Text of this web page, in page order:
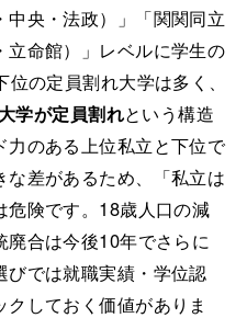
央・法政）」「関関同立
立命館）」レベルに学生の
の定員割れ大学は多く、
学が定員割れという構造
力のある上位私立と下位で
差があるため、「私立は
危険です。18歳人口の減
合は今後10年でさらに
では就職実績・学位認
しておく価値がありま